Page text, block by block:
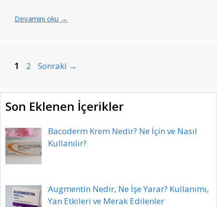
Devamını oku →
Sayfa
1 Sayfa
2 Sonraki →
Son Eklenen İçerikler
Bacoderm Krem Nedir? Ne İçin ve Nasıl
Kullanılır?
Augmentin Nedir, Ne İşe Yarar? Kullanımı,
Yan Etkileri ve Merak Edilenler